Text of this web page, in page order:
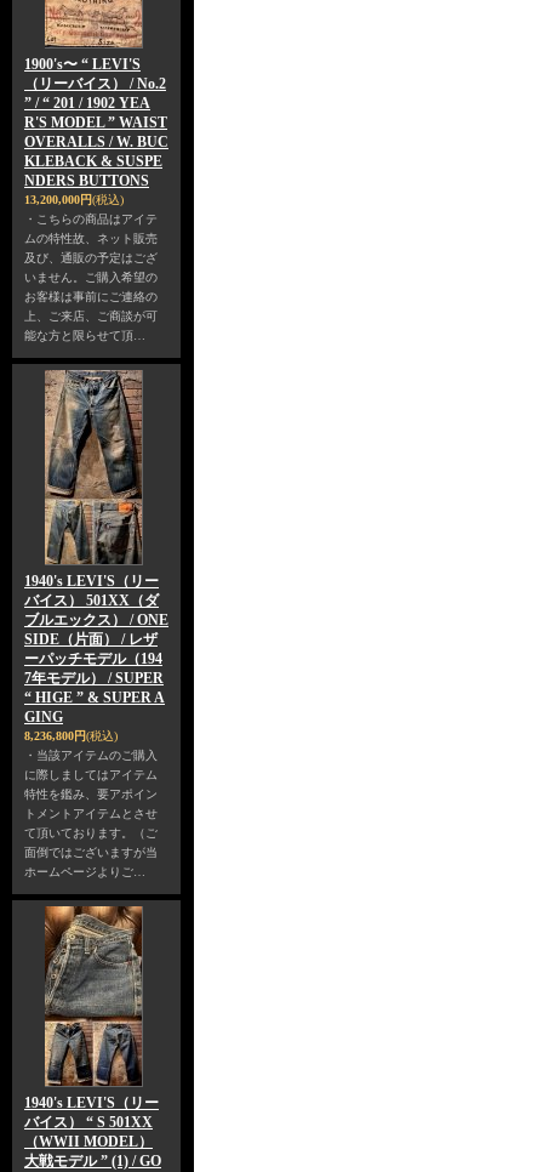
1900's〜 “ LEVI'S
（リーバイス） / No.2
” / “ 201 / 1902 YEA
R'S MODEL ” WAIST
OVERALLS / W. BUC
KLEBACK & SUSPE
NDERS BUTTONS
13,200,000円(税込)
・こちらの商品はアイテ
ムの特性故、ネット販売
及び、通販の予定はござ
いません。ご購入希望の
お客様は事前にご連絡の
上、ご来店、ご商談が可
能な方と限らせて頂…
1940's LEVI'S（リー
バイス） 501XX（ダ
ブルエックス） / ONE
SIDE（片面） / レザ
ーパッチモデル（194
7年モデル） / SUPER
“ HIGE ” & SUPER A
GING
8,236,800円(税込)
・当該アイテムのご購入
に際しましてはアイテム
特性を鑑み、要アポイン
トメントアイテムとさせ
て頂いております。（ご
面倒ではございますが当
ホームページよりご…
1940's LEVI'S（リー
バイス） “ S 501XX
（WWII MODEL）
大戦モデル ” (1) / GO